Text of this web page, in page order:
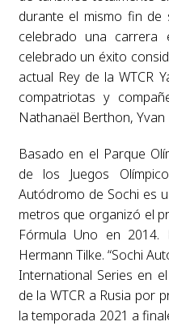
durante el mismo fin de
celebrado una
celebrado un éxito
actual Rey de la WTCR
compatriotas y
Nathanaël Berthon, Yvan
Basado en el Parque
de los Juegos
Autódromo de Sochi es
metros que organizó el
Fórmula Uno en
Hermann Tilke. “Sochi
International Series en
de la WTCR a Rusia por
la temporada 2021 a